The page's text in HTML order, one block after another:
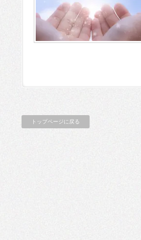
トップページに戻る